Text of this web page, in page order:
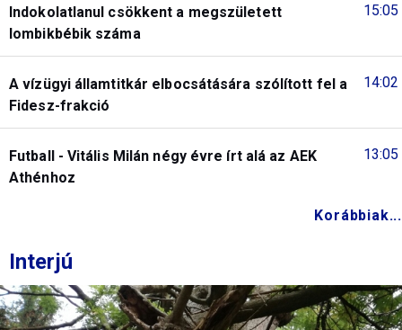
15:05
Indokolatlanul csökkent a megszületett
lombikbébik száma
14:02
A vízügyi államtitkár elbocsátására szólított fel a
Fidesz-frakció
13:05
Futball - Vitális Milán négy évre írt alá az AEK
Athénhoz
Korábbiak...
Interjú